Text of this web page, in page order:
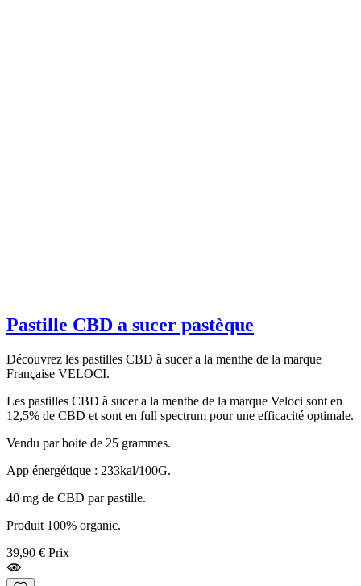
Pastille CBD a sucer pastèque
Découvrez les pastilles CBD à sucer a la menthe de la marque
Française VELOCI.
Les pastilles CBD à sucer a la menthe de la marque Veloci sont en
12,5% de CBD et sont en full spectrum pour une efficacité optimale.
Vendu par boite de 25 grammes.
App énergétique : 233kal/100G.
40 mg de CBD par pastille.
Produit 100% organic.
39,90 € Prix